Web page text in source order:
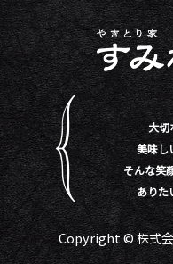
大切
美味し
そんな笑
ありた
Copyright © 株式